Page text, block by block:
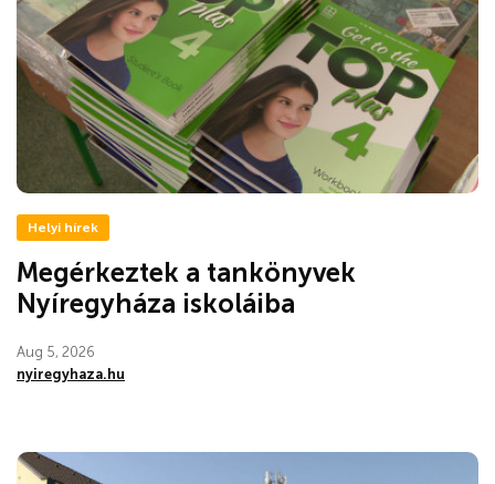
Helyi hírek
Megérkeztek a tankönyvek
Nyíregyháza iskoláiba
Aug 5, 2026
nyiregyhaza.hu